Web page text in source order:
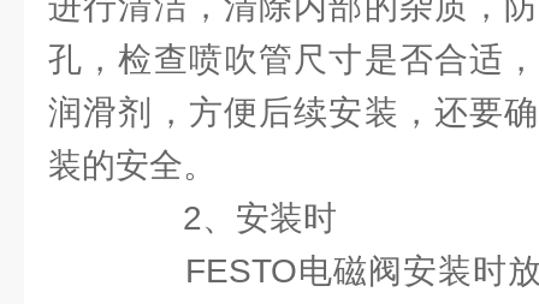
孔，检查喷吹管尺寸是否合适
润滑剂，方便后续安装，还要
装的安全。
2、安装时
FESTO电磁阀安装时放